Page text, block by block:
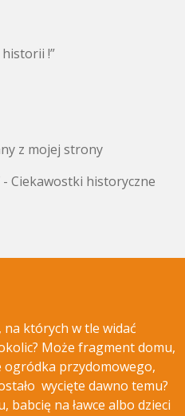
!”
z mojej strony
Ciekawostki historyczne
na których w tle widać
Może fragment domu,
przydomowego,
wycięte dawno temu?
babcię na ławce albo dzieci